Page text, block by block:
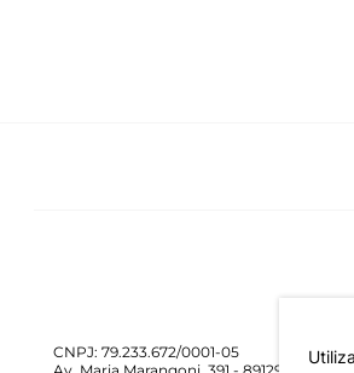
CNPJ: 79.233.672/0001-05